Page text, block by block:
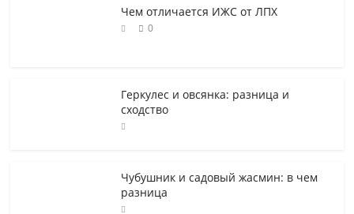
Чем отличается ИЖС от ЛПХ
0
Геркулес и овсянка: разница и
сходство
Чубушник и садовый жасмин: в чем
разница